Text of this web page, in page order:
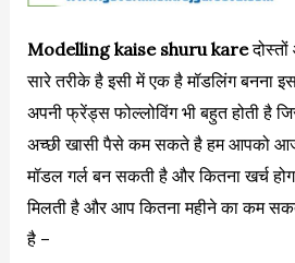
Modelling kaise shuru kare
सारे तरीके है इसी में एक है मॉडलिंग बनना
अपनी फ्रेंड्स फोल्लोविंग भी बहुत होती है
अच्छी खासी पैसे कम सकते है हम आपको
मॉडल गर्ल बन सकती है और कितना खर्च
मिलती है और आप कितना महीने का कम
है –